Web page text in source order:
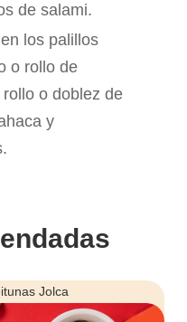
de salami.
los palillos
o rollo de
o doblez de
y
Jolca